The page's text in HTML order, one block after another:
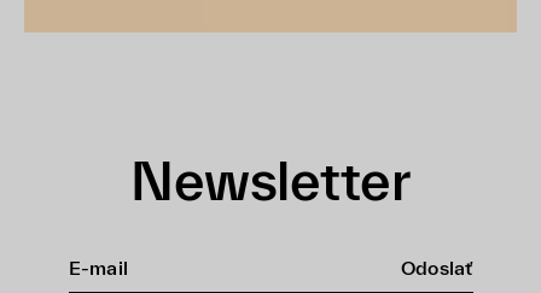
Newsletter
Odoslať